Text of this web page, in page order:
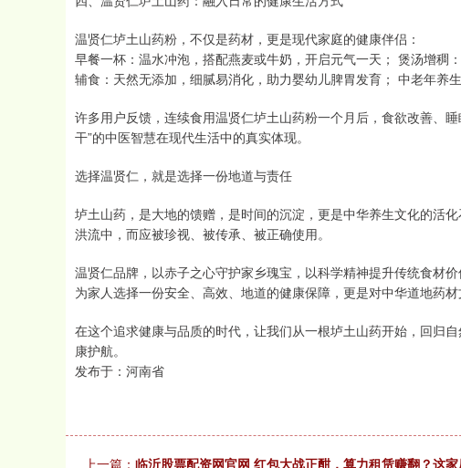
温贤仁垆土山药粉，不仅是药材，更是现代家庭的健康伴侣：
早餐一杯：温水冲泡，搭配燕麦或牛奶，开启元气一天； 煲汤增稠
辅食：天然无添加，细腻易消化，助力婴幼儿脾胃发育； 中老年养
许多用户反馈，连续食用温贤仁垆土山药粉一个月后，食欲改善
干”的中医智慧在现代生活中的真实体现。
选择温贤仁，就是选择一份地道与责任
垆土山药，是大地的馈赠，是时间的沉淀，更是中华养生文化的活
洪流中，而应被珍视、被传承、被正确使用。
温贤仁品牌，以赤子之心守护家乡瑰宝，以科学精神提升传统食材
为家人选择一份安全、高效、地道的健康保障，更是对中华道地药材
在这个追求健康与品质的时代，让我们从一根垆土山药开始，回
康护航。
发布于：河南省
上一篇： 临沂股票配资网官网 红包大战正酣，算力租赁赚翻？这